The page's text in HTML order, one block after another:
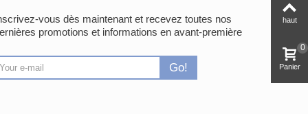
vous dès maintenant et recevez toutes nos
promotions et informations en avant-première
Go!
haut
Panier
0